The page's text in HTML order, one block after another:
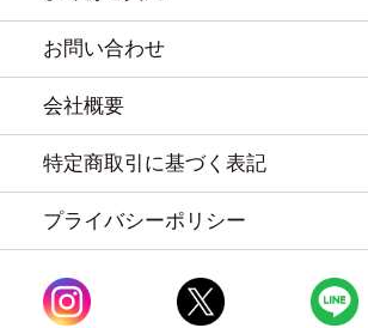
お問い合わせ
会社概要
特定商取引に基づく表記
プライバシーポリシー